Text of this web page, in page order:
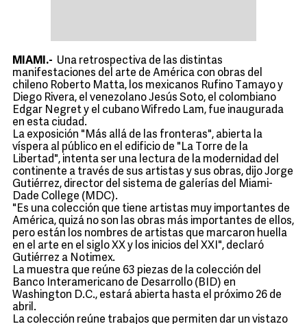
MIAMI.- Una retrospectiva de las distintas
manifestaciones del arte de América con obras del
chileno Roberto Matta, los mexicanos Rufino Tamayo y
Diego Rivera, el venezolano Jesús Soto, el colombiano
Edgar Negret y el cubano Wifredo Lam, fue inaugurada
en esta ciudad.
La exposición "Más allá de las fronteras", abierta la
víspera al público en el edificio de "La Torre de la
Libertad", intenta ser una lectura de la modernidad del
continente a través de sus artistas y sus obras, dijo Jorge
Gutiérrez, director del sistema de galerías del Miami-
Dade College (MDC).
"Es una colección que tiene artistas muy importantes de
América, quizá no son las obras más importantes de ellos,
pero están los nombres de artistas que marcaron huella
en el arte en el siglo XX y los inicios del XXI", declaró
Gutiérrez a Notimex.
La muestra que reúne 63 piezas de la colección del
Banco Interamericano de Desarrollo (BID) en
Washington D.C., estará abierta hasta el próximo 26 de
abril.
La colección reúne trabajos que permiten dar un vistazo